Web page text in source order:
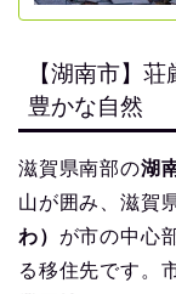
【湖南市】
豊かな自然
滋賀県南部の湖
山が囲み、滋賀
わ） が市の中心
る移住先です。